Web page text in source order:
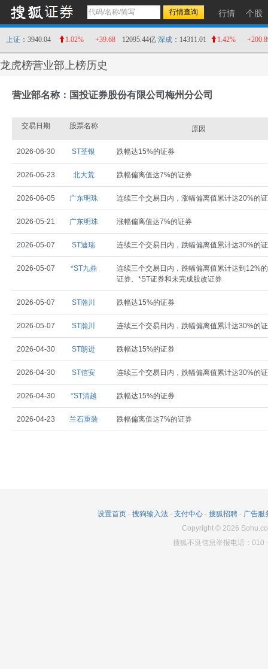
行情 个股
上证 ：3940.04 1.02% +39.68 12095.44亿 深成 ：14311.01 1.42%
龙虎榜营业部上榜历史
营业部名称：国投证券股份有限公司梅州分公司
交易日期 股票名称 原因
2026-06-30 ST荃银 跌幅达15%的证券
2026-06-23 北大荒 跌幅偏离值达7%的证券
2026-06-05 广东明珠 连续三个交易日内，涨幅偏离值累计达20%的
2026-05-21 广东明珠 涨幅偏离值达7%的证券
2026-05-07 ST迪瑞 连续三个交易日内，跌幅偏离值累计达30%的
2026-05-07 *ST九鼎
连续三个交易日内，跌幅偏离值累计达到12%
证券、*ST证券和未完成股改证券
2026-05-07 ST瀚川 跌幅达15%的证券
2026-05-07 ST瀚川 连续三个交易日内，跌幅偏离值累计达30%的
2026-04-30 ST朗进 跌幅达15%的证券
2026-04-30 ST信安 连续三个交易日内，跌幅偏离值累计达30%的
2026-04-30 *ST清越 跌幅达15%的证券
2026-04-23 兰石重装 跌幅偏离值达7%的证券
设置首页 - 搜狗输入法 - 支付中心 - 搜狐招聘 - 广告服
Copyright© 2026
搜狐不良信息举报电话：010